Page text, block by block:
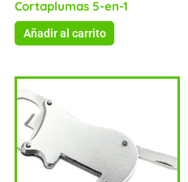
Cortaplumas 5-en-1
Añadir al carrito